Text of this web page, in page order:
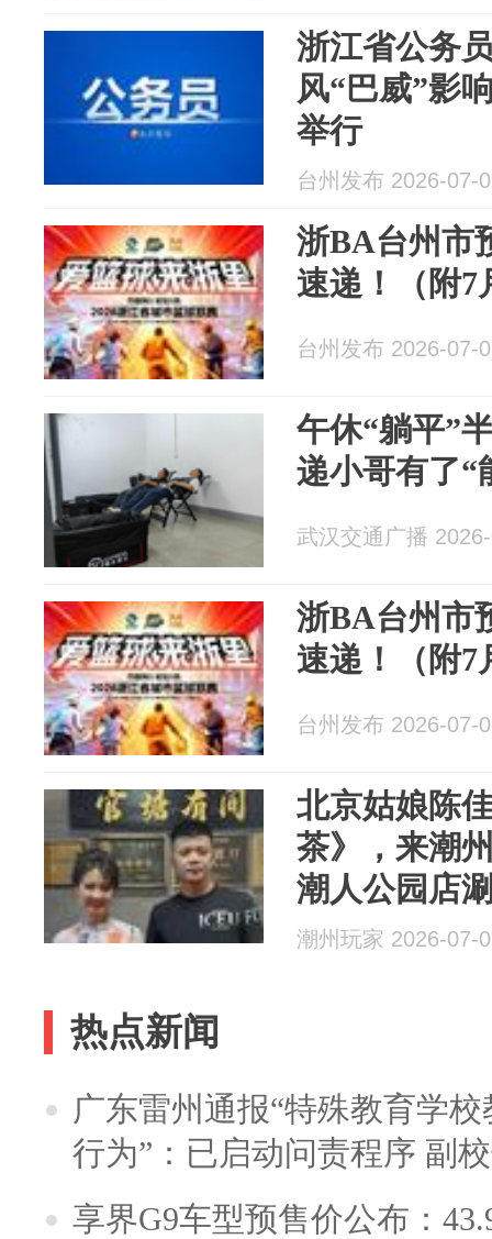
浙江省公务
风“巴威”影
举行
台州发布 2026-07-
浙BA台州市
速递！（附7
台州发布 2026-07-
午休“躺平”
递小哥有了“
武汉交通广播
浙BA台州市
速递！（附7
台州发布 2026-07-
北京姑娘陈
茶》，来潮
潮人公园店
潮州玩家 2026-07-
热点新闻
广东雷州通报“特殊教育学
行为”：已启动问责程序 副
享界G9车型预售价公布：